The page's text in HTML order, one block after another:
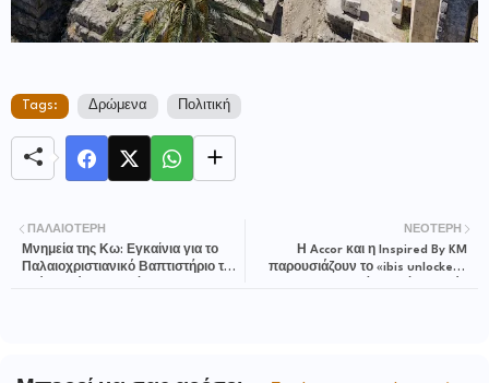
Tags: Δρώμενα Πολιτική
ΝΕΌΤΕΡΗ
Η Accor και η Inspired By KM
παρουσιάζουν το «ibis unlocked»
ΠΑΛΑΙΌΤΕΡΗ
Μνημεία της Κω: Εγκαίνια για το
Παλαιοχριστιανικό Βαπτιστήριο του